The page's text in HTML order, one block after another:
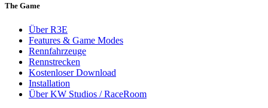
The Game
Über R3E
Features & Game Modes
Rennfahrzeuge
Rennstrecken
Kostenloser Download
Installation
Über KW Studios / RaceRoom